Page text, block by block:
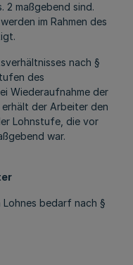
2 maßgebend sind.
im Rahmen des
nach §
des
Wiederaufnahme der
erhält der Arbeiter den
Lohnstufe, die vor
war.
Lohnes bedarf nach §